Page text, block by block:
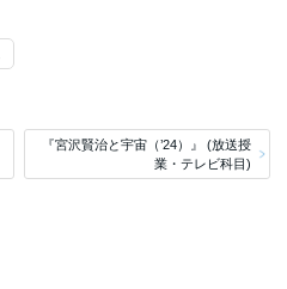
『宮沢賢治と宇宙（’24）』 (放送授
業・テレビ科目)